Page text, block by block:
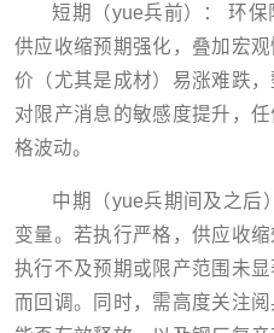
短期（yue兵前）： 环保
供应收缩预期强化，叠加宏
价（尤其是成材）易涨难跌
对限产消息的敏感度提升，
格波动。
中期（yue兵期间及之后
变量。若执行严格，供应收
执行不及预期或限产范围未
而回调。同时，需高度关注